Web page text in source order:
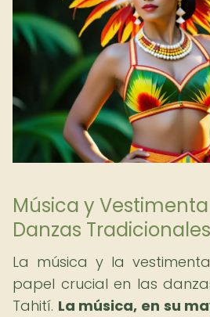
Música y
Danzas
La música y la
papel crucial en las
Tahití. La música, en su